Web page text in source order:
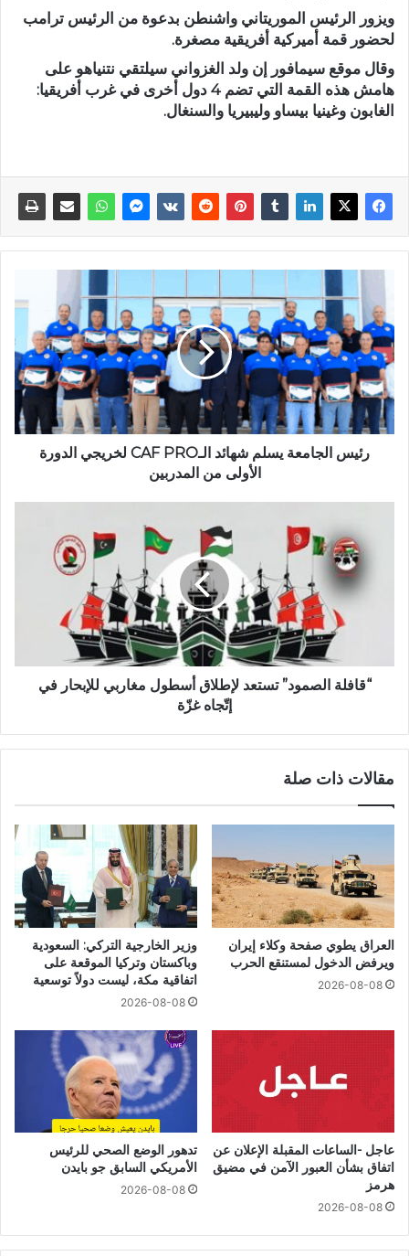
ويزور الرئيس الموريتاني واشنطن بدعوة من الرئيس ترامب
لحضور قمة أميركية أفريقية مصغرة.
وقال موقع سيمافور إن ولد الغزواني سيلتقي نتنياهو على
هامش هذه القمة التي تضم 4 دول أخرى في غرب أفريقيا:
الغابون وغينيا بيساو وليبيريا والسنغال.
رئيس الجامعة يسلم شهائد الـCAF PRO لخريجي الدورة
الأولى من المدربين
“قافلة الصمود” تستعد لإطلاق أسطول مغاربي للإبحار في
إتّجاه غزّة
مقالات ذات صلة
العراق يطوي صفحة وكلاء إيران
ويرفض الدخول لمستنقع الحرب
2026-08-08
وزير الخارجية التركي: السعودية
وباكستان وتركيا الموقعة على
اتفاقية مكة، ليست دولاً توسعية
2026-08-08
عاجل -الساعات المقبلة الإعلان عن
اتفاق بشأن العبور الآمن في مضيق
هرمز
2026-08-08
تدهور الوضع الصحي للرئيس
الأمريكي السابق جو بايدن
2026-08-08